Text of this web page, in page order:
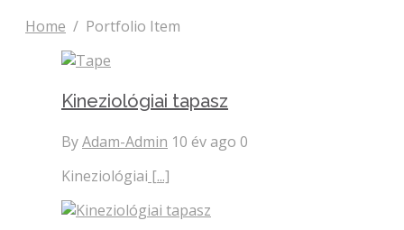
Home / Portfolio Item
Kineziológiai tapasz
ByAdam-Admin 10 év ago 0
Kineziológiai [...]